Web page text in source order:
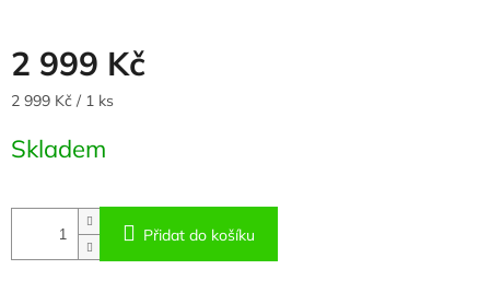
2 999 Kč
Měrná
2 999 Kč / 1 ks
Skladem
Přidat do košíku